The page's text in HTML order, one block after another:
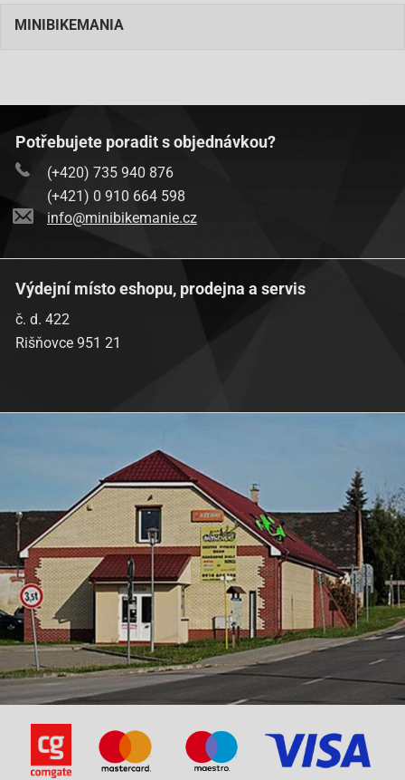
MINIBIKEMANIA
Potřebujete poradit s objednávkou?
(+420) 735 940 876
(+421) 0 910 664 598
info@minibikemanie.cz
Výdejní místo eshopu, prodejna a servis
č. d. 422
Rišňovce 951 21